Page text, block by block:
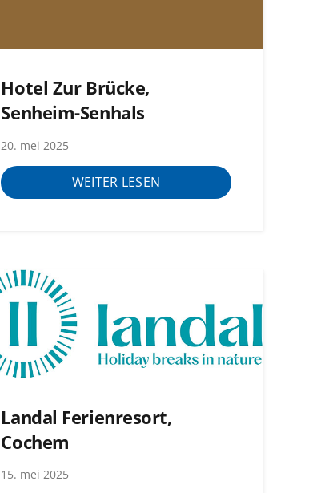
Hotel Zur Brücke,
Senheim-Senhals
20. mei 2025
WEITER LESEN
Landal Ferienresort,
Cochem
15. mei 2025